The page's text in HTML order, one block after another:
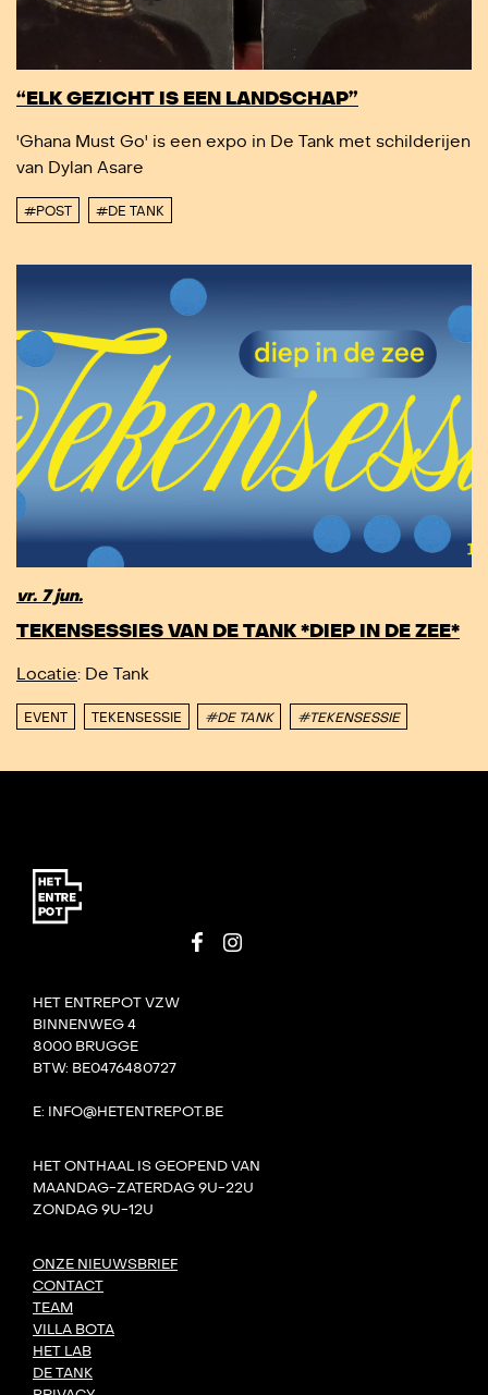
“ELK GEZICHT IS EEN LANDSCHAP”
'Ghana Must Go' is een expo in De Tank met schilderijen
van Dylan Asare
#POST #DE TANK
vr. 7 jun.
TEKENSESSIES VAN DE TANK *DIEP IN DE ZEE*
Locatie: De Tank
EVENT TEKENSESSIE #DE TANK #TEKENSESSIE
HET ENTREPOT VZW
BINNENWEG 4
8000 BRUGGE
BTW: BE0476480727
E: INFO@HETENTREPOT.BE
HET ONTHAAL IS GEOPEND VAN
MAANDAG-ZATERDAG 9U-22U
ZONDAG 9U-12U
ONZE NIEUWSBRIEF
CONTACT
TEAM
VILLA BOTA
HET LAB
DE TANK